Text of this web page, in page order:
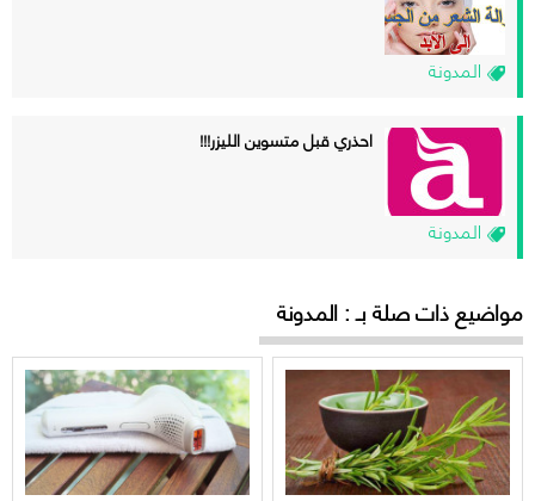
المدونة
المدونة
احذري قبل متسوين الليزر!!!
مواضيع ذات صلة بـ : المدونة